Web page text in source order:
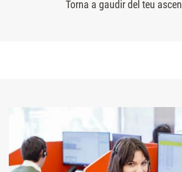
Torna a gaudir del teu